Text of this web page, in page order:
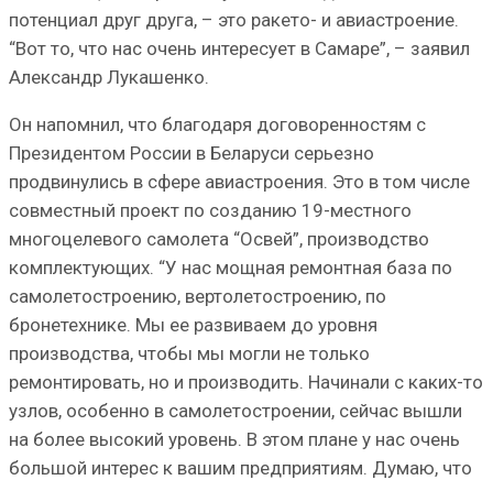
потенциал друг друга, – это ракето- и авиастроение.
“Вот то, что нас очень интересует в Самаре”, – заявил
Александр Лукашенко.
Он напомнил, что благодаря договоренностям с
Президентом России в Беларуси серьезно
продвинулись в сфере авиастроения. Это в том числе
совместный проект по созданию 19-местного
многоцелевого самолета “Освей”, производство
комплектующих. “У нас мощная ремонтная база по
самолетостроению, вертолетостроению, по
бронетехнике. Мы ее развиваем до уровня
производства, чтобы мы могли не только
ремонтировать, но и производить. Начинали с каких-то
узлов, особенно в самолетостроении, сейчас вышли
на более высокий уровень. В этом плане у нас очень
большой интерес к вашим предприятиям. Думаю, что